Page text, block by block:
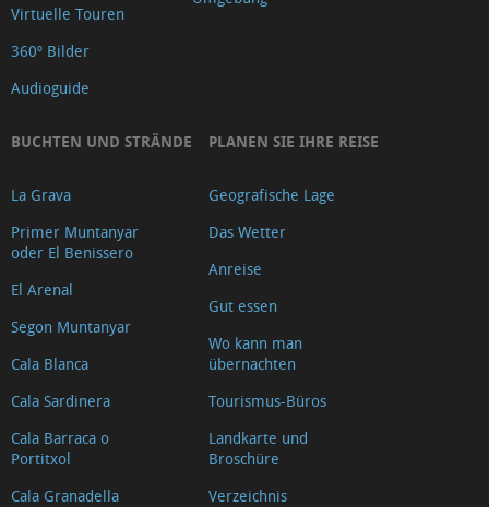
Virtuelle Touren
360º Bilder
Audioguide
BUCHTEN UND STRÄNDE
La Grava
Primer Muntanyar
oder El Benissero
El Arenal
Segon Muntanyar
Cala Blanca
Cala Sardinera
Cala Barraca o
Portitxol
Cala Granadella
PLANEN SIE IHRE REISE
Geografische Lage
Das Wetter
Anreise
Gut essen
Wo kann man
übernachten
Tourismus-Büros
Landkarte und
Broschüre
Verzeichnis